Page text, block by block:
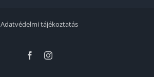
Adatvédelmi tájékoztatás
FacebookInstagram